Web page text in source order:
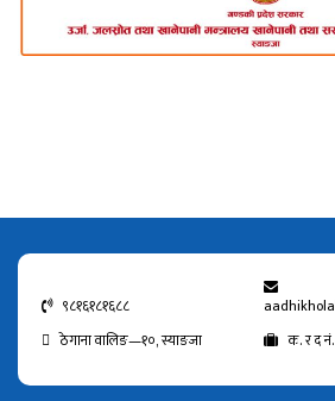
९८१६१८१६८८
ठेगाना वालिङ—१०, स्याङजा
क. र द